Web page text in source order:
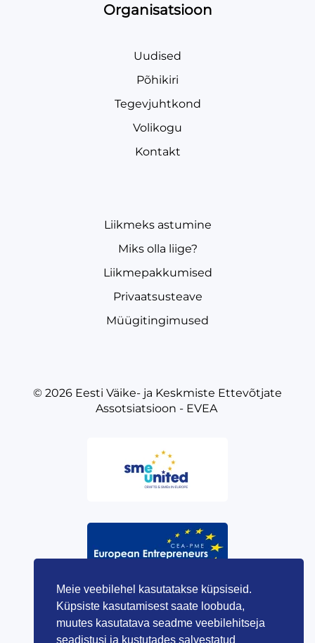
Organisatsioon
Uudised
Põhikiri
Tegevjuhtkond
Volikogu
Kontakt
Liikmeks astumine
Miks olla liige?
Liikmepakkumised
Privaatsusteave
Müügitingimused
© 2026 Eesti Väike- ja Keskmiste Ettevõtjate
Assotsiatsioon - EVEA
Meie veebilehel kasutatakse küpsiseid.
Küpsiste kasutamisest saate loobuda,
muutes kasutatava seadme veebilehitseja
seadistusi ja kustutades salvestatud